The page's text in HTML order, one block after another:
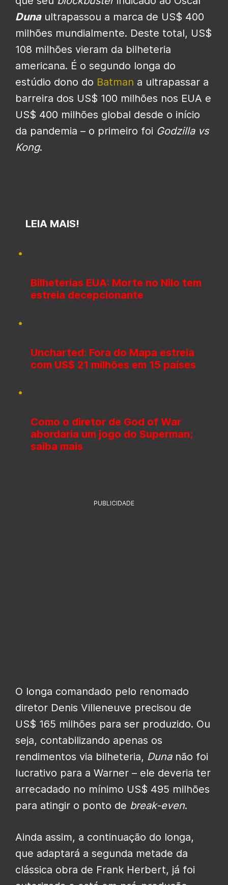
Dunaultrapassou a marca de US$ 400
milhões mundialmente. Deste total, US$
108 milhões vieram da bilheteria
americana. É o segundo longa do
estúdio dono do Batman a ultrapassar a
barreira dos US$ 100 milhões nos EUA e
US$ 400 milhões global desde o início
da pandemia – o primeiro foi Godzilla vs
Kong.
LEIA MAIS!
Bilheterias EUA: Morte no Nilo tem
estreia decepcionante
Uncharted: Fora do Mapa estreia
com US$ 21 milhões em 15 países
Como o diretor de God of War
abordaria um jogo do Superman;
saiba mais
PUBLICIDADE
O longa comandado pelo renomado
diretor Denis Villeneuve precisou de
US$ 165 milhões para ser produzido. Ou
seja, contabilizando apenas os
rendimentos via bilheteria, Dunanão foi
lucrativo para a Warner – ele deveria ter
arrecadado no mínimo US$ 495 milhões
para atingir o ponto de break-even.
Ainda assim, a continuação do longa,
que adaptará a segunda metade da
clássica obra de Frank Herbert, já foi